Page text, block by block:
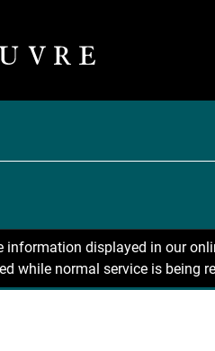
displayed in our
while normal service is being